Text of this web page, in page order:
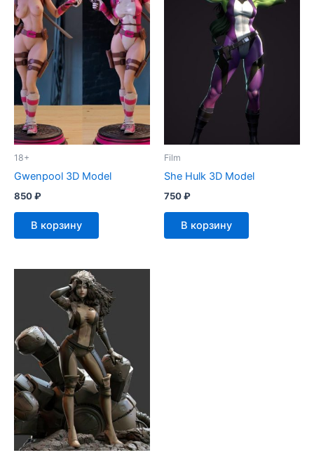
18+
Gwenpool 3D Model
850₽
В корзину
Film
She Hulk 3D Model
750₽
В корзину